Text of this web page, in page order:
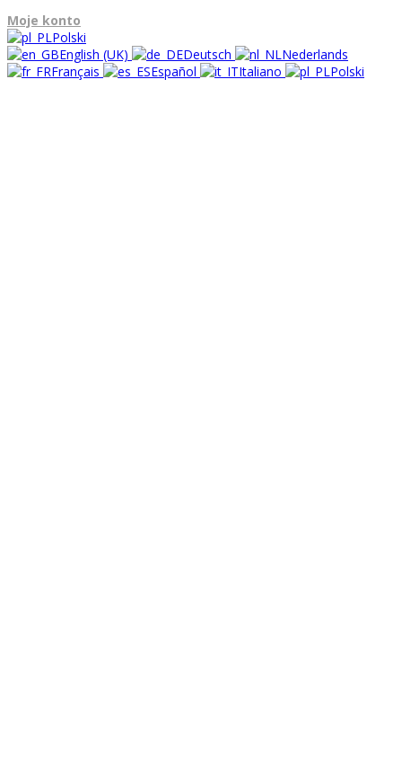
Moje konto
Polski
English (UK)
Deutsch
Nederlands
Français
Español Italiano Polski